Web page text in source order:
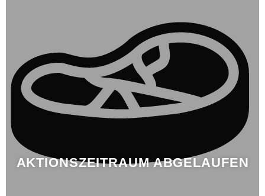
AKTIONSZEITRAUM ABGELAUFEN